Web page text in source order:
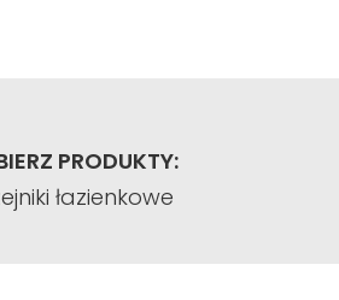
PRODUKTY:
łazienkowe